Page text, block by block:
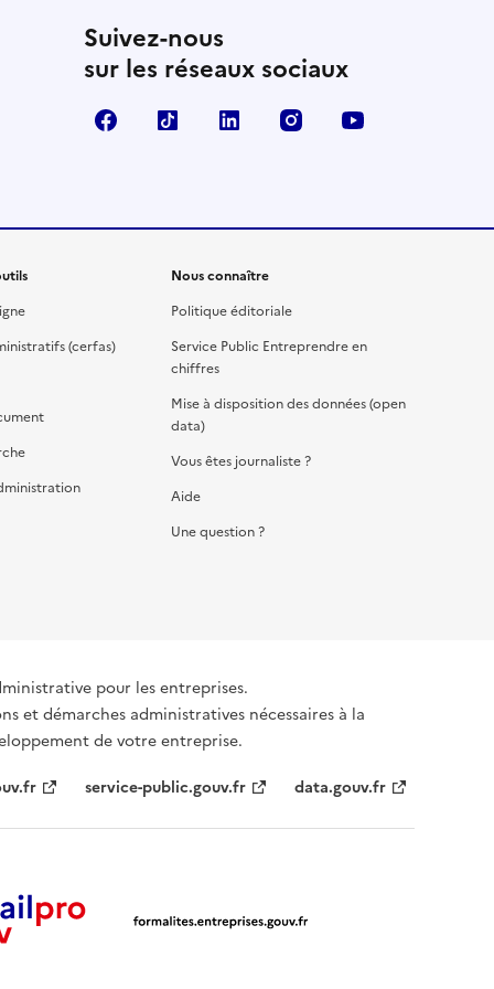
Suivez-nous
sur les réseaux sociaux
FacebookTikTok Linkedin Instagram
(cerfas)
Nous connaître
Politique éditoriale
Service Public Entreprendre en
chiffres
Mise à disposition des données (open
data)
Vous êtes journaliste ?
Aide
Une question ?
pour les entreprises.
et démarches administratives nécessaires à la
de votre entreprise.
service-public.gouv.fr data.gouv.fr